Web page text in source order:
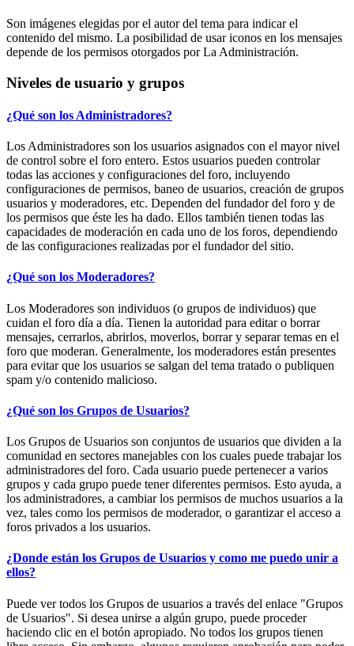
Son imágenes elegidas por el autor del tema para indicar el
contenido del mismo. La posibilidad de usar iconos en los mensajes
depende de los permisos otorgados por La Administración.
Niveles de usuario y grupos
¿Qué son los Administradores?
Los Administradores son los usuarios asignados con el mayor nivel
de control sobre el foro entero. Estos usuarios pueden controlar
todas las acciones y configuraciones del foro, incluyendo
configuraciones de permisos, baneo de usuarios, creación de grupos
usuarios y moderadores, etc. Dependen del fundador del foro y de
los permisos que éste les ha dado. Ellos también tienen todas las
capacidades de moderación en cada uno de los foros, dependiendo
de las configuraciones realizadas por el fundador del sitio.
¿Qué son los Moderadores?
Los Moderadores son individuos (o grupos de individuos) que
cuidan el foro día a día. Tienen la autoridad para editar o borrar
mensajes, cerrarlos, abrirlos, moverlos, borrar y separar temas en el
foro que moderan. Generalmente, los moderadores están presentes
para evitar que los usuarios se salgan del tema tratado o publiquen
spam y/o contenido malicioso.
¿Qué son los Grupos de Usuarios?
Los Grupos de Usuarios son conjuntos de usuarios que dividen a la
comunidad en sectores manejables con los cuales puede trabajar los
administradores del foro. Cada usuario puede pertenecer a varios
grupos y cada grupo puede tener diferentes permisos. Esto ayuda, a
los administradores, a cambiar los permisos de muchos usuarios a la
vez, tales como los permisos de moderador, o garantizar el acceso a
foros privados a los usuarios.
¿Donde están los Grupos de Usuarios y como me puedo unir a
ellos?
Puede ver todos los Grupos de usuarios a través del enlace "Grupos
de Usuarios". Si desea unirse a algún grupo, puede proceder
haciendo clic en el botón apropiado. No todos los grupos tienen